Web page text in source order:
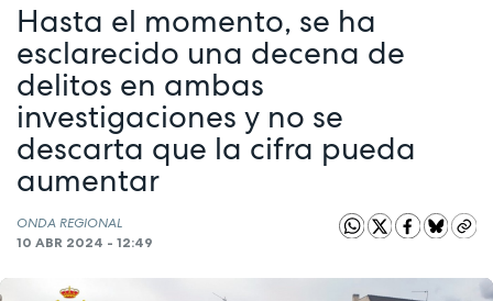
Hasta el momento, se ha
esclarecido una decena de
delitos en ambas
investigaciones y no se
descarta que la cifra pueda
aumentar
ONDA REGIONAL
10 ABR 2024 - 12:49